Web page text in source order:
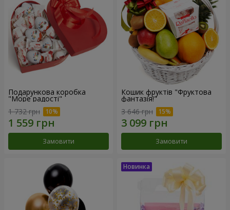
Подарункова коробка
"Море радості"
1 732 грн
Замовити
Кошик фруктів "Фруктова
фантазія!"
3 646 грн
Замовити